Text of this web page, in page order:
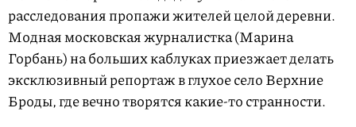
расследования пропажи жителей целой деревни.
Модная московская журналистка (Марина
Горбань) на больших каблуках приезжает делать
эксклюзивный репортаж в глухое село Верхние
Броды, где вечно творятся какие-то странности.